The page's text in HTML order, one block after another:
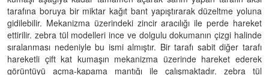
tarafına boruya bir miktar kağıt bant yapıştırarak düzeltme yoluna
gidilebilir. Mekanizma üzerindeki zincir aracılığı ile perde hareket
ettirilir. zebra tül modelleri ince ve dolgulu dokumanın çizgi halinde
sıralanması nedeniyle bu ismi almıştır. Bir tarafı sabit diğer tarafı
hareketli çift kat kumaşın mekanizma üzerinde hareket ederek
görüntüyü açma-kapama mantığı ile çalışmaktadır. zebra tül